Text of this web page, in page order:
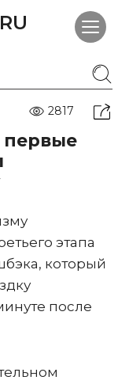
2817
первые
этапа
который
после